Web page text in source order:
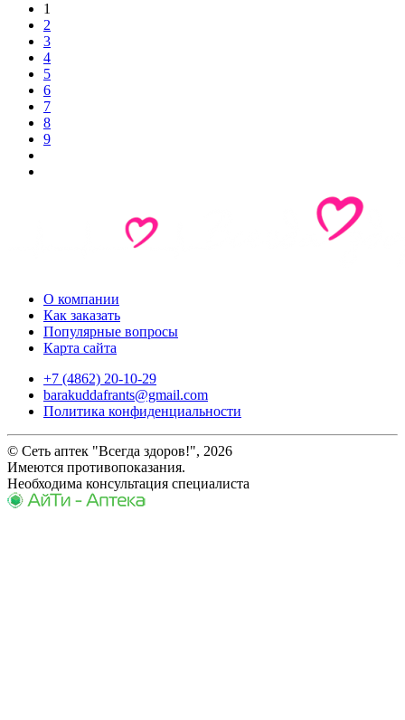
1
2
3
4
5
6
7
8
9
О компании
Как заказать
Популярные вопросы
Карта сайта
+7 (4862) 20-10-29
barakuddafrants@gmail.com
Политика конфиденциальности
© Сеть аптек "Всегда здоров!", 2026
Имеются противопоказания.
Необходима консультация специалиста